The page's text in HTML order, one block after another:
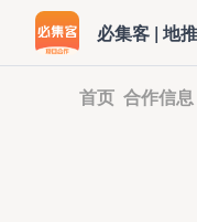
必集客 | 地
首页 合作信息